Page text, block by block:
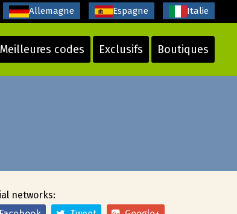
Meilleures codes Exclusifs Boutiques
Allemagne Espagne Italie
networks: